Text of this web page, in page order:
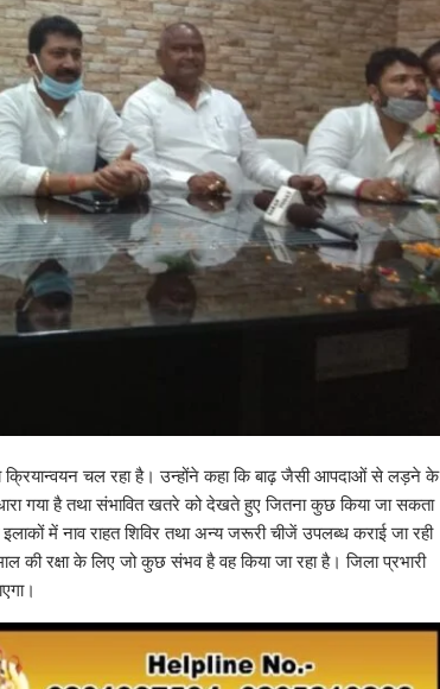
क्रियान्वयन चल रहा है। उन्होंने कहा कि बाढ़ जैसी आपदाओं से लड़ने के
गया है तथा संभावित खतरे को देखते हुए जितना कुछ किया जा सकता
में नाव राहत शिविर तथा अन्य जरूरी चीजें उपलब्ध कराई जा रही
की रक्षा के लिए जो कुछ संभव है वह किया जा रहा है। जिला प्रभारी